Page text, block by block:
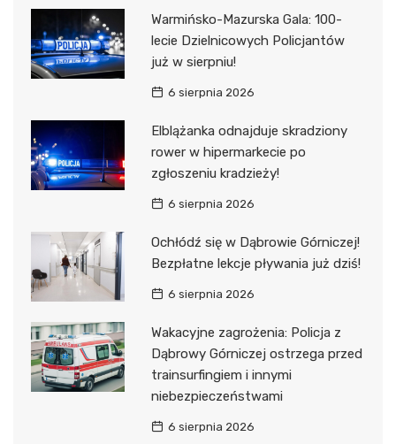
Warmińsko-Mazurska Gala: 100-
lecie Dzielnicowych Policjantów
już w sierpniu!
6 sierpnia 2026
Elblążanka odnajduje skradziony
rower w hipermarkecie po
zgłoszeniu kradzieży!
6 sierpnia 2026
Ochłódź się w Dąbrowie Górniczej!
Bezpłatne lekcje pływania już dziś!
6 sierpnia 2026
Wakacyjne zagrożenia: Policja z
Dąbrowy Górniczej ostrzega przed
trainsurfingiem i innymi
niebezpieczeństwami
6 sierpnia 2026